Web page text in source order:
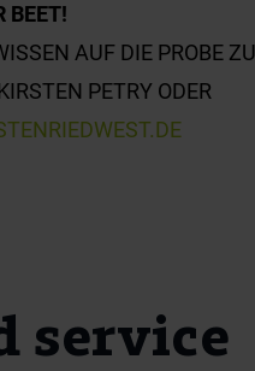
BEET!
AUF DIE PROBE
PETRY ODER
service